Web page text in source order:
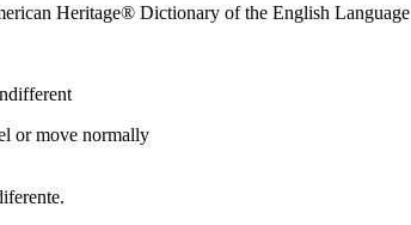
Heritage® Dictionary of the English Language
or move normally